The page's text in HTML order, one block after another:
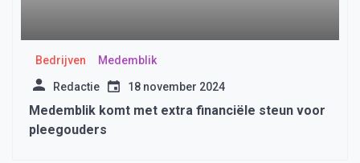
Bedrijven Medemblik
Redactie 18 november 2024
Medemblik komt met extra financiële steun voor
pleegouders